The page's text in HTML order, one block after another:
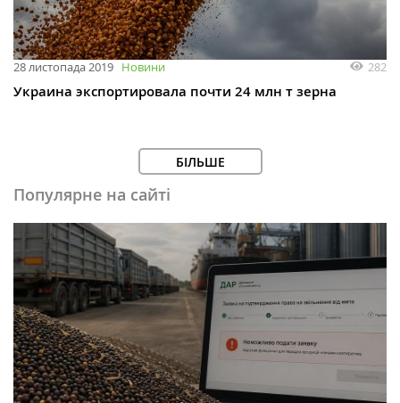
28 листопада 2019 Новини 282
Украина экспортировала почти 24 млн т зерна
БІЛЬШЕ
Популярне на сайті